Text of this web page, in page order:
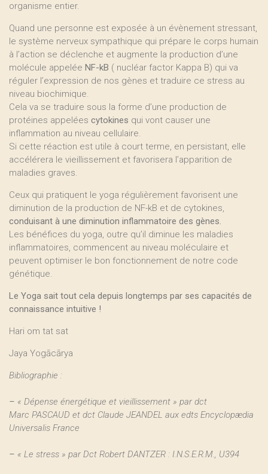
organisme entier.
Quand une personne est exposée à un évènement stressant,
le système nerveux sympathique qui prépare le corps humain
à l’action se déclenche et augmente la production d’une
molécule appelée NF-kB ( nucléar factor Kappa B) qui va
réguler l’expression de nos gènes et traduire ce stress au
niveau biochimique.
Cela va se traduire sous la forme d’une production de
protéines appelées cytokines qui vont causer une
inflammation au niveau cellulaire.
Si cette réaction est utile à court terme, en persistant, elle
accélérera le vieillissement et favorisera l’apparition de
maladies graves.
Ceux qui pratiquent le yoga régulièrement favorisent une
diminution de la production de NF-kB et de cytokines,
conduisant à une diminution inflammatoire des gènes.
Les bénéfices du yoga, outre qu’il diminue les maladies
inflammatoires, commencent au niveau moléculaire et
peuvent optimiser le bon fonctionnement de notre code
génétique.
Le Yoga sait tout cela depuis longtemps par ses capacités de
connaissance intuitive !
Hari om tat sat
Jaya Yogācārya
Bibliographie :
– « Dépense énergétique et vieillissement » par dct
Marc PASCAUD et dct Claude JEANDEL aux edts Encyclopædia
Universalis France
– « Le stress » par Dct Robert DANTZER : I.N.S.E.R.M., U394